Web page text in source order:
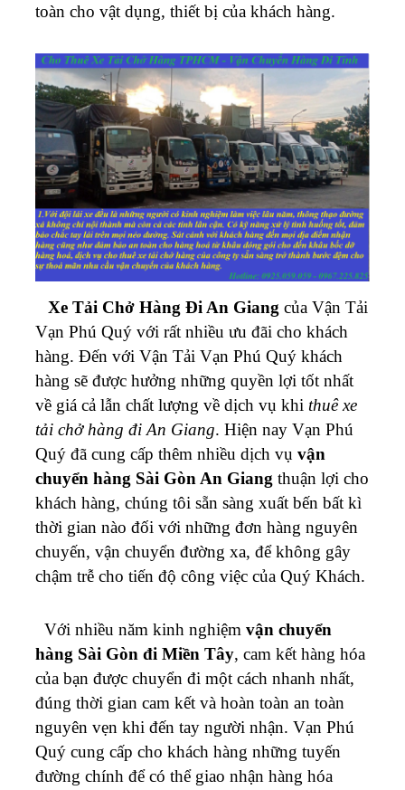
toàn cho vật dụng, thiết bị của khách hàng.
Xe Tải Chở Hàng Đi An Giang của Vận Tải
Vạn Phú Quý với rất nhiều ưu đãi cho khách
hàng. Đến với Vận Tải Vạn Phú Quý khách
hàng sẽ được hưởng những quyền lợi tốt nhất
về giá cả lẫn chất lượng về dịch vụ khi thuê xe
tải chở hàng đi An Giang. Hiện nay Vạn Phú
Quý đã cung cấp thêm nhiều dịch vụ vận
chuyển hàng Sài Gòn An Giang thuận lợi cho
khách hàng, chúng tôi sẵn sàng xuất bến bất kì
thời gian nào đối với những đơn hàng nguyên
chuyến, vận chuyển đường xa, để không gây
chậm trễ cho tiến độ công việc của Quý Khách.
Với nhiều năm kinh nghiệm vận chuyển
hàng Sài Gòn đi Miền Tây, cam kết hàng hóa
của bạn được chuyển đi một cách nhanh nhất,
đúng thời gian cam kết và hoàn toàn an toàn
nguyên vẹn khi đến tay người nhận. Vạn Phú
Quý cung cấp cho khách hàng những tuyến
đường chính để có thể giao nhận hàng hóa